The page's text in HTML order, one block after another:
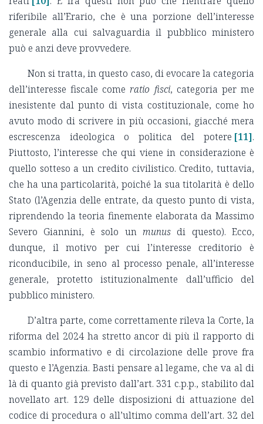
riferibile all’Erario, che è una porzione dell’interesse
generale alla cui salvaguardia il pubblico ministero
può e anzi deve provvedere.
Non si tratta, in questo caso, di evocare la categoria
dell’interesse fiscale comeratio fisci, categoria per me
inesistente dal punto di vista costituzionale, come ho
avuto modo di scrivere in più occasioni, giacché mera
escrescenza ideologica o politica del potere [11].
Piuttosto, l’interesse che qui viene in considerazione è
quello sotteso a un credito civilistico. Credito, tuttavia,
che ha una particolarità, poiché la sua titolarità è dello
Stato (l’Agenzia delle entrate, da questo punto di vista,
riprendendo la teoria finemente elaborata da Massimo
Severo Giannini, è solo un munusdi questo). Ecco,
dunque, il motivo per cui l’interesse creditorio è
riconducibile, in seno al processo penale, all’interesse
generale, protetto istituzionalmente dall’ufficio del
pubblico ministero.
D’altra parte, come correttamente rileva la Corte, la
riforma del 2024 ha stretto ancor di più il rapporto di
scambio informativo e di circolazione delle prove fra
questo e l’Agenzia. Basti pensare al legame, che va al di
là di quanto già previsto dall’art. 331 c.p.p., stabilito dal
novellato art. 129 delle disposizioni di attuazione del
codice di procedura o all’ultimo comma dell’art. 32 del